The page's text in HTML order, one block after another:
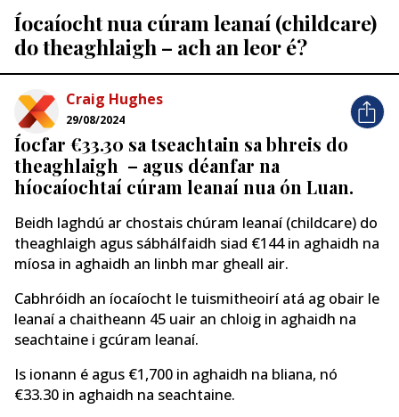
Íocaíocht nua cúram leanaí (childcare)
do theaghlaigh – ach an leor é?
Craig Hughes
29/08/2024
Íocfar €33.30 sa tseachtain sa bhreis do
theaghlaigh – agus déanfar na
híocaíochtaí cúram leanaí nua ón Luan.
Beidh laghdú ar chostais chúram leanaí (childcare) do
theaghlaigh agus sábhálfaidh siad €144 in aghaidh na
míosa in aghaidh an linbh mar gheall air.
Cabhróidh an íocaíocht le tuismitheoirí atá ag obair le
leanaí a chaitheann 45 uair an chloig in aghaidh na
seachtaine i gcúram leanaí.
Is ionann é agus €1,700 in aghaidh na bliana, nó
€33.30 in aghaidh na seachtaine.